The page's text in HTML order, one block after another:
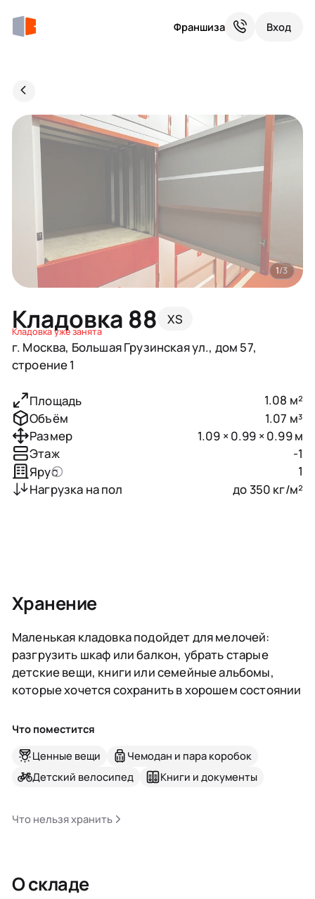
Франшиза Вход
Кладовка 88 XS
Кладовка уже занята
г. Москва, Большая Грузинская ул., дом 57,
строение 1
1/3
Площадь
1.08 м²
Объём
1.07 м³
Размер
1.09 × 0.99 × 0.99 м
Этаж
-1
Ярус
1
Нагрузка на пол
до 350 кг/м²
Хранение
Маленькая кладовка подойдет для мелочей:
разгрузить шкаф или балкон, убрать старые
детские вещи, книги или семейные альбомы,
которые хочется сохранить в хорошем состоянии
Что поместится
Ценные вещи
Чемодан и пара коробок
Детский велосипед
Книги и документы
Что нельзя хранить
О складе